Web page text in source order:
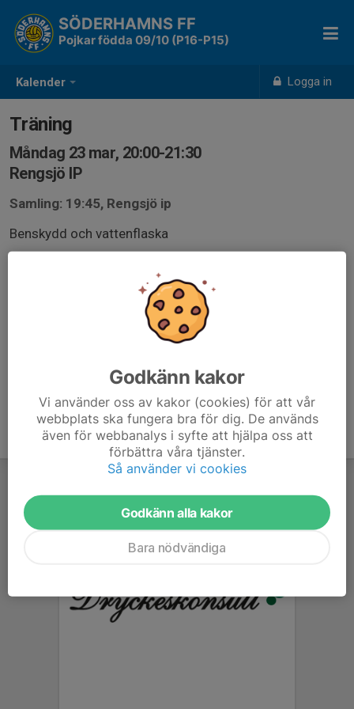
Kalender Logga in
SÖDERHAMNS FF
Pojkar födda 09/10 (P16-P15)
Träning
Måndag 23 mar, 20:00-21:30
Rengsjö IP
Samling: 19:45, Rengsjö ip
Benskydd och vattenflaska
Godkänn kakor
Vi använder oss av kakor (cookies) för att vår
webbplats ska fungera bra för dig. De används
även för webbanalys i syfte att hjälpa oss att
förbättra våra tjänster.
Så använder vi cookies
Godkänn alla kakor
Bara nödvändiga